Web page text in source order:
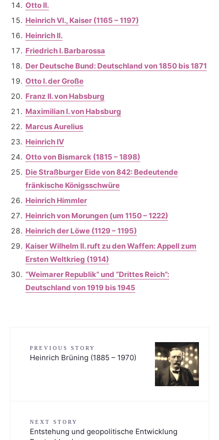
Otto II.
Heinrich VI., Kaiser (1165 – 1197)
Heinrich II.
Friedrich I. Barbarossa
Der Deutsche Bund: Deutschland von 1850 bis 1871
Otto I. der Große
Franz II. von Habsburg
Maximilian I. von Habsburg
Marcus Aurelius
Heinrich IV
Otto von Bismarck (1815 – 1898)
Die Straßburger Eide von 842: Bedeutende
fränkische Königsschwüre
Heinrich Himmler
Heinrich von Morungen (um 1150 – 1222)
Heinrich der Löwe (1129 – 1195)
Kaiser Wilhelm II. ruft zu den Waffen: Appell zum
Ersten Weltkrieg (1914)
“Weimarer Republik” und “Drittes Reich”:
Deutschland von 1919 bis 1945
PREVIOUS STORY
Heinrich Brüning (1885 – 1970)
NEXT STORY
Entstehung und geopolitische Entwicklung